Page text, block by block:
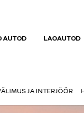
AUTOD LAOAUTOD
JA INTERJÖÖR